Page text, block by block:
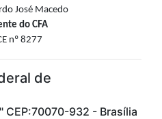
José Macedo
do CFA
nº 8277
de
CEP:70070-932 - Brasília